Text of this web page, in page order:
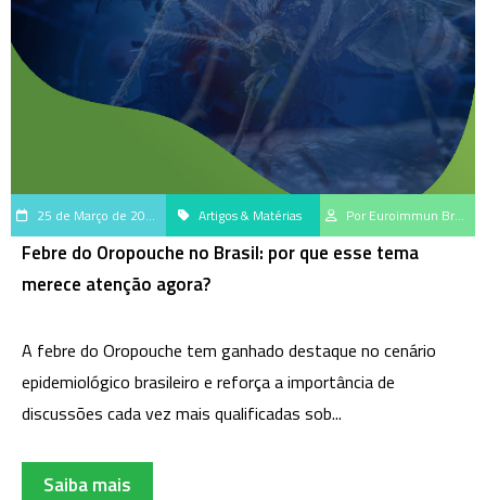
25 de Março de 2026 Artigos & Matérias Por Euroimmun Brasil
Febre do Oropouche no Brasil: por que esse tema
merece atenção agora?
A febre do Oropouche tem ganhado destaque no cenário
epidemiológico brasileiro e reforça a importância de
discussões cada vez mais qualificadas sob...
Saiba mais